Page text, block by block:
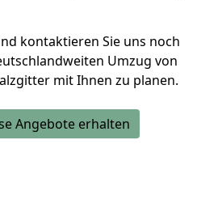
kontaktieren Sie uns noch
Umzug von
mit Ihnen zu planen.
Angebote erhalten